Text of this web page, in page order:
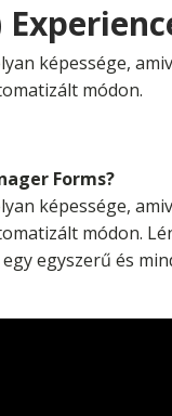
képessége,
módon.
Forms?
képessége,
módon.
egyszerű és